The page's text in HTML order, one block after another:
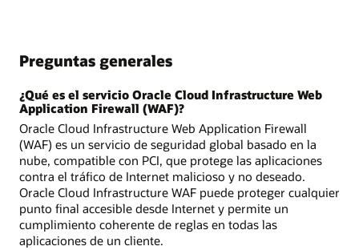
Preguntas generales
¿Qué es el servicio Oracle Cloud Infrastructure Web
Application Firewall (WAF)?
Oracle Cloud Infrastructure Web Application Firewall
(WAF) es un servicio de seguridad global basado en la
nube, compatible con PCI, que protege las aplicaciones
contra el tráfico de Internet malicioso y no deseado.
Oracle Cloud Infrastructure WAF puede proteger cualquier
punto final accesible desde Internet y permite un
cumplimiento coherente de reglas en todas las
aplicaciones de un cliente.